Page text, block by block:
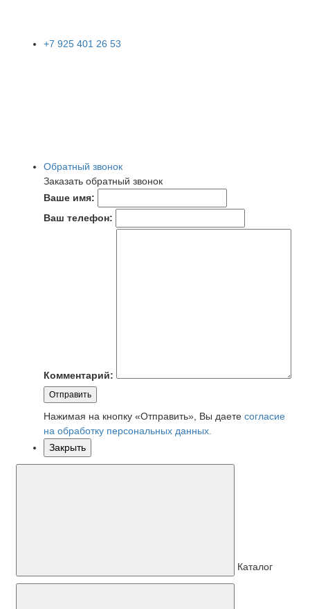
+7 925 401 26 53
Обратный звонок
Заказать обратный звонок
Ваше имя:
Ваш телефон:
Комментарий:
Отправить
Нажимая на кнопку «Отправить», Вы даете согласие
на обработку персональных данных.
Закрыть
Каталог